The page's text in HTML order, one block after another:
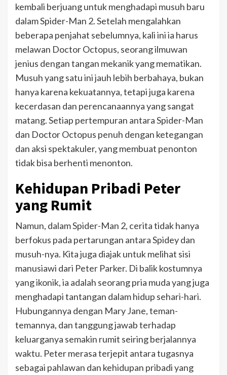
kembali berjuang untuk menghadapi musuh baru
dalam Spider-Man 2. Setelah mengalahkan
beberapa penjahat sebelumnya, kali ini ia harus
melawan Doctor Octopus, seorang ilmuwan
jenius dengan tangan mekanik yang mematikan.
Musuh yang satu ini jauh lebih berbahaya, bukan
hanya karena kekuatannya, tetapi juga karena
kecerdasan dan perencanaannya yang sangat
matang. Setiap pertempuran antara Spider-Man
dan Doctor Octopus penuh dengan ketegangan
dan aksi spektakuler, yang membuat penonton
tidak bisa berhenti menonton.
Kehidupan Pribadi Peter
yang Rumit
Namun, dalam Spider-Man 2, cerita tidak hanya
berfokus pada pertarungan antara Spidey dan
musuh-nya. Kita juga diajak untuk melihat sisi
manusiawi dari Peter Parker. Di balik kostumnya
yang ikonik, ia adalah seorang pria muda yang juga
menghadapi tantangan dalam hidup sehari-hari.
Hubungannya dengan Mary Jane, teman-
temannya, dan tanggung jawab terhadap
keluarganya semakin rumit seiring berjalannya
waktu. Peter merasa terjepit antara tugasnya
sebagai pahlawan dan kehidupan pribadi yang